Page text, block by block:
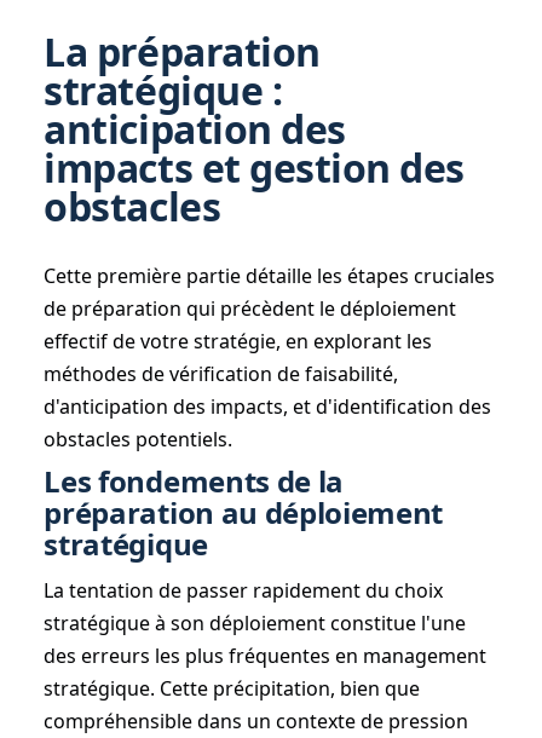
La préparation
stratégique :
anticipation des
impacts et gestion des
obstacles
Cette première partie détaille les étapes cruciales
de préparation qui précèdent le déploiement
effectif de votre stratégie, en explorant les
méthodes de vérification de faisabilité,
d'anticipation des impacts, et d'identification des
obstacles potentiels.
Les fondements de la
préparation au déploiement
stratégique
La tentation de passer rapidement du choix
stratégique à son déploiement constitue l'une
des erreurs les plus fréquentes en management
stratégique. Cette précipitation, bien que
compréhensible dans un contexte de pression